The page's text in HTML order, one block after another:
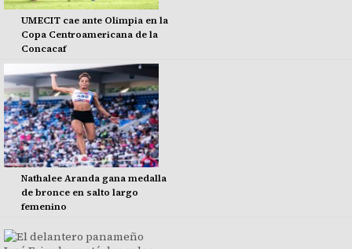
UMECIT cae ante Olimpia en la
Copa Centroamericana de la
Concacaf
Nathalee Aranda gana medalla
de bronce en salto largo
femenino